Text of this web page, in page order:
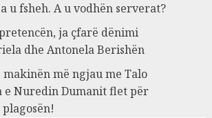
u fsheh. A u vodhën serverat?
ja çfarë dënimi
dhe Antonela Berishën
më ngjau me Talo
e Nuredin Dumanit flet për
plagosën!